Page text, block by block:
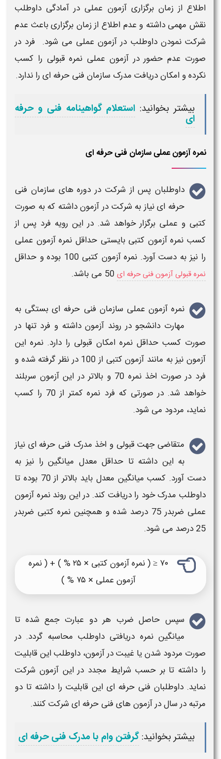
اطلاع از زمان برگزاری آزمون عملی در آمادگی داوطلب
نقش مهمی داشته و عدم اطلاع اززمان برگزاریباعث عدم
شرکت نمودن داوطلب در آزمون عملی می شود. فرد در
صورت عدم حضور درآزمون عملی نمره قبولی را کسب
نکرده و امکاندریافت مدرک سازمان فنی حرفه ای را ندارد.
بیشتر بخوانید: استعلام گواهینامه فنی و حرفه
ای
نمره آزمون عملی سازمان فنی حرفه ای
داوطلبان پس از شرکت در دوره های سازمان فنی
حرفه اینیاز به شرکت در آزمونداشته که به صورت
کتبی و عملی برگزار خواهد شد. در این رویه فرد پس از
کسب نمره آزمون کتبی بایستی حداقل نمره آزمون عملی
را نیز به دست آورد. نمرهآزمون کتبی 100 بوده و حداقل
نمره قبولی آزمون فنی حرفه ای
نمره آزمون عملی سازمان فنی حرفه ایبستگی به
مهارت دانشجو در روند آزمونداشته و فرد تنها در
صورت کسب حداقل نمره امکان قبولی را دارد. نمره این
آزمون نیز به مانند آزمون
کتبی از 100 در نظر گرفته شده و
فرد در صورت اخذ نمره 70 و بالاتر در این
آزمون سربلند
خواهد شد. در صورتی که فرد نمره کمتر از 70 را کسب
نماید، مردود می شود.
متقاضی جهت قبولی و اخذ مدرک فنی حرفه ای نیاز
به این داشته تا حداقل معدل میانگین را نیز به
دست آورد. کسب میانگین معدل باید بالاتر از 70 بوده تا
داوطلب مدرک خود را دریافت کند. در این روند نمره آزمون
عملی ضربدر 75 درصد شده و همچنین نمره کتبی ضربدر
25 درصد می شود.
۷۰ ≤ ( نمره آزمون کتبی × ۲۵ % ) + ( نمره
آزمون عملی × ۷۵ % )
سپس حاصل ضرب هر دو عبارت جمع شده تا
میانگین نمره دریافتی داوطلب محاسبه گردد. در
صورت مردود شدن یا غیبت درآزمون، داوطلب این قابلیت
را داشته تا بر حسب شرایط مجدد در اینآزمون شرکت
نماید. داوطلبان فنی حرفه ای این قابلیت را داشته تا دو
مرتبه در سال درآزمون های فنی حرفه ای شرکت کنند.
بیشتر بخوانید:گرفتن وام با مدرک فنی حرفه ای